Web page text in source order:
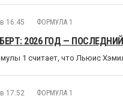
16:45 ФОРМУЛА 1
2026 ГОД —
1 считает, что Льюис
17:52 ФОРМУЛА 1